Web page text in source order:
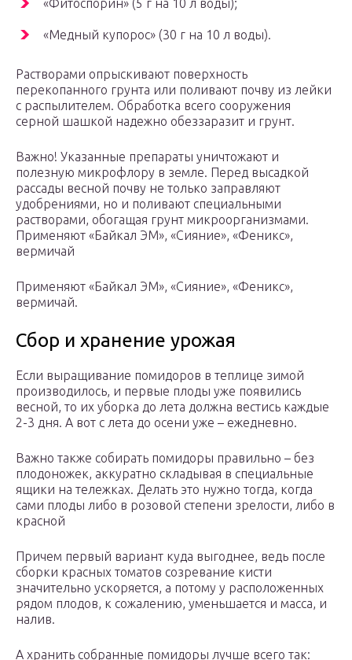
«Фитоспорин» (5 г на 10 л воды);
«Медный купорос» (30 г на 10 л воды).
Растворами опрыскивают поверхность
перекопанного грунта или поливают почву из лейки
с распылителем. Обработка всего сооружения
серной шашкой надежно обеззаразит и грунт.
Важно! Указанные препараты уничтожают и
полезную микрофлору в земле. Перед высадкой
рассады весной почву не только заправляют
удобрениями, но и поливают специальными
растворами, обогащая грунт микроорганизмами.
Применяют «Байкал ЭМ», «Сияние», «Феникс»,
вермичай
Применяют «Байкал ЭМ», «Сияние», «Феникс»,
вермичай.
Сбор и хранение урожая
Если выращивание помидоров в теплице зимой
производилось, и первые плоды уже появились
весной, то их уборка до лета должна вестись каждые
2-3 дня. А вот с лета до осени уже – ежедневно.
Важно также собирать помидоры правильно – без
плодоножек, аккуратно складывая в специальные
ящики на тележках. Делать это нужно тогда, когда
сами плоды либо в розовой степени зрелости, либо в
красной
Причем первый вариант куда выгоднее, ведь после
сборки красных томатов созревание кисти
значительно ускоряется, а потому у расположенных
рядом плодов, к сожалению, уменьшается и масса, и
налив.
А хранить собранные помидоры лучше всего так: